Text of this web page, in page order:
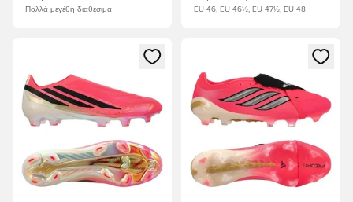
Πολλά μεγέθη διαθέσιμα EU 46, EU 46½, EU 47½, EU 48
Ανοίγει ένα Modal για να συνδεθείτε ή να εγγραφείτε ως
Ανοίγει ένα Modal για να